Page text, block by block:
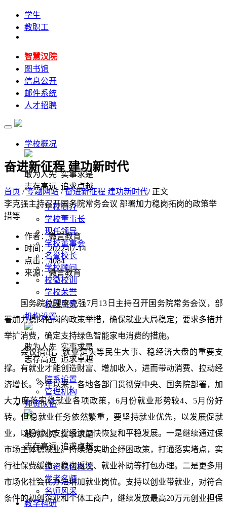
学生
教职工
智慧汉院
图书馆
信息公开
邮件系统
人才招聘
学校概况
敢为人先 实事求是
志存高远 追求卓越
学校简介
学校董事长
现任领导
学校董事会
名誉校长
学校顾问
校徽校训
学校荣誉
校园风景
机构设置
敢为人先 实事求是
志存高远 追求卓越
院系设置
管理机构
师资队伍
敢为人先 实事求是
志存高远 追求卓越
师资队伍概况
学者名师
名师风采
教学科研
奋进新征程 建功新时代
首页 /专题网站 /奋进新征程 建功新时代/ 正文
李克强主持召开国务院常务会议 部署加力稳岗拓岗的政策举
措等
作者：微言教育
时间：2022-07-14
点击：4084
来源：微言教育
国务院总理李克强7月13日主持召开国务院常务会议，部
署加力稳岗拓岗的政策举措，确保就业大局稳定；要求多措并
举扩消费，确定支持绿色智能家电消费的措施。
会议指出，就业是头等民生大事、稳经济大盘的重要支
撑。有就业才能创造财富、增加收入，进而带动消费、拉动经
济增长。今年以来，各地各部门贯彻党中央、国务院部署，加
大力度落实稳就业各项政策，6月份就业形势较4、5月份好
转。但稳就业任务依然繁重，要坚持就业优先，以发展促就
业，以稳就业支撑经济加快恢复和平稳发展。一是继续通过保
市场主体稳就业。持续落实助企纾困政策，打通落实堵点，实
行社保费缓缴、稳岗返还、就业补助等打包办理。二是更多用
市场化社会化办法增加就业岗位。支持以创业带就业，对符合
条件的初创企业和个体工商户，继续发放最高20万元创业担保